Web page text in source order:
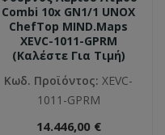
Combi 10x GN1/1 UNOX
ChefTop MIND.Maps
XEVC-1011-GPRM
(καλέστε Για Τιμή)
Κωδ. Προϊόντος: XEVC-
1011-GPRM
14.446,00 €